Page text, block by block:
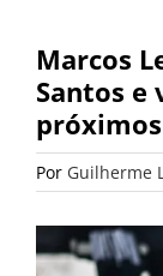
Marcos
Santos e
Por Guilherme